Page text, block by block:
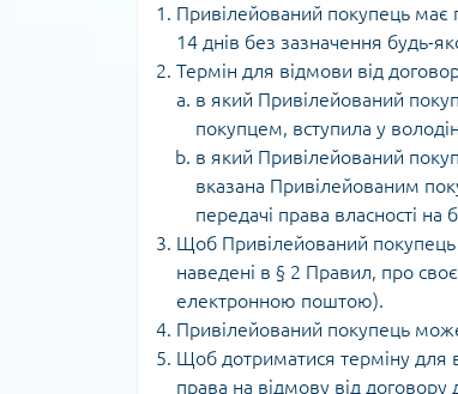
Привілейований покупець має
14 днів без зазначення будь-
Термін для відмови від
в який Привілейований
покупцем, вступила у
в який Привілейований
вказана Привілейованим
передачі права власності на
Щоб Привілейований покупець
наведені в § 2 Правил, про
електронною поштою).
Привілейований покупець
Щоб дотриматися терміну для
права на відмову від договору